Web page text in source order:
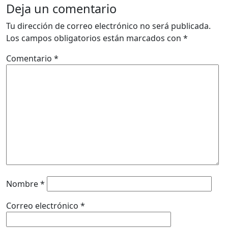
Deja un comentario
Tu dirección de correo electrónico no será publicada.
Los campos obligatorios están marcados con *
Comentario *
Nombre*
Correo electrónico *